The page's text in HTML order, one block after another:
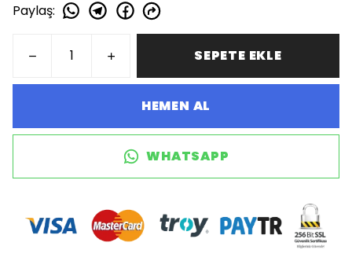
Paylaş:
SEPETE EKLE
HEMEN AL
WHATSAPP